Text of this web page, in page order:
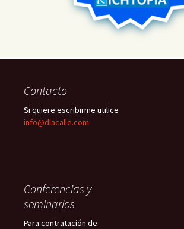
Contacto
Si quiere escribirme utilice
info@dlacalle.com
Conferencias y
seminarios
Para contratación de